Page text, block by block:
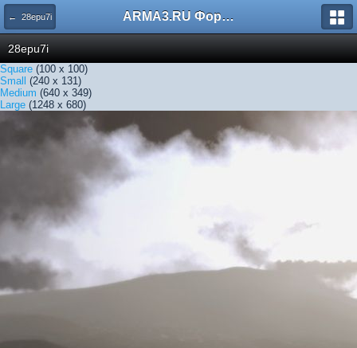
← 28epu7i ARMA3.RU Форум
28epu7i
Square (100 x 100)
Small (240 x 131)
Medium (640 x 349)
Large (1248 x 680)